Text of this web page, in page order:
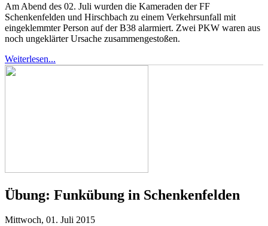
Am Abend des 02. Juli wurden die Kameraden der FF
Schenkenfelden und Hirschbach zu einem Verkehrsunfall mit
eingeklemmter Person auf der B38 alarmiert. Zwei PKW waren aus
noch ungeklärter Ursache zusammengestoßen.
Weiterlesen...
Übung: Funkübung in Schenkenfelden
Mittwoch, 01. Juli 2015